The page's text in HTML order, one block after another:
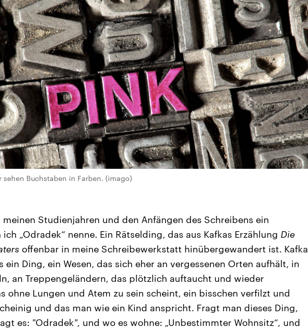
sehen Buchstaben in Farben. (imago)
Studienjahren und den Anfängen des Schreibens ein
„Odradek“ nenne. Ein Rätselding, das aus Kafkas Erzählung Die
offenbar in meine Schreibewerkstatt hinübergewandert ist. Kafka
ein Ding, ein Wesen, das sich eher an vergessenen Orten aufhält, in
an Treppengeländern, das plötzlich auftaucht und wieder
ohne Lungen und Atem zu sein scheint, ein bisschen verfilzt und
und das man wie ein Kind anspricht. Fragt man dieses Ding,
es: "Odradek", und wo es wohne: „Unbestimmter Wohnsitz“, und